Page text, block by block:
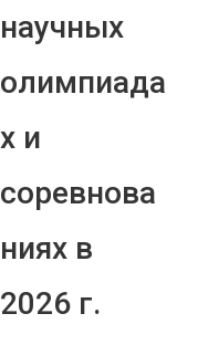
научных
олимпиада
х и
соревнова
ниях в
2026 г.